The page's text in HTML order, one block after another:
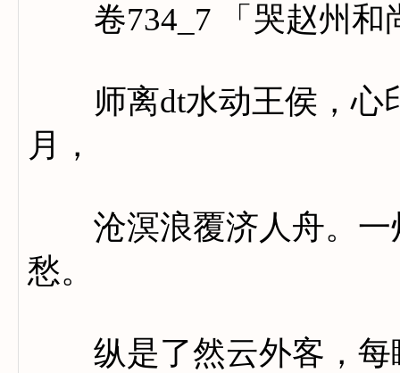
卷734_7 「哭赵州和
师离dt水动王侯，心
月，
沧溟浪覆济人舟。一
愁。
纵是了然云外客，每